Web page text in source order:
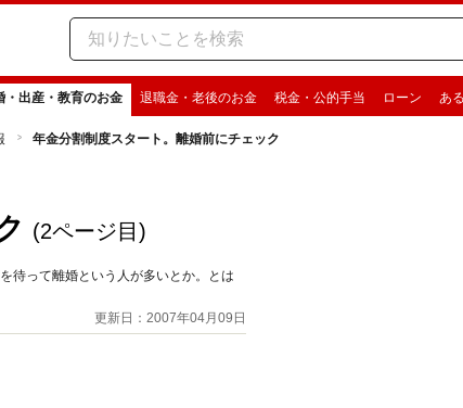
・出産・教育のお金 退職金・老後のお金 税金・公的手当 ローン あ
年金分割制度スタート。離婚前にチェック
(2ページ目)
待って離婚という人が多いとか。とは
更新日：2007年04月09日